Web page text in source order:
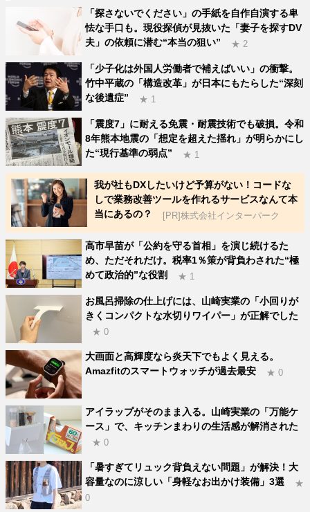
「探さないでください」の手紙を自作自演する卑
怯な手口も。現役探偵が見抜いた「妻子を探すDV
夫」の依頼に潜む“本当の狙い”
★ 2
「少子化は外国人労働者で補えばいい」の衝撃。
竹中平蔵の「構造改革」が日本にもたらした“深刻
な後遺症”
★ 1
「震度7」に耐える免震・耐震技術でも破損。令和
8年熊本地震の「想定を超えた揺れ」が明らかにし
た“現行基準の弱点”
★ 1
我が社もDXしたいけど予算がない！コードな
しで業務改善ツールを作れるサービスなんて本
当にあるの？
[PR]株式会社インターパーク
高市早苗が「公約を守る首相」を演じ続けるた
め、ただそれだけ。税率1％策が背負わされた“極
めて政治的”な役割
★ 1
お風呂掃除の仕上げには、山崎実業の「小回りが
きくコンパクトな水切りワイパー」が正解でした
★ 0
大画面と高輝度なら炎天下でもよく見える。
Amazfitのスマートウォッチが過去最安
★ 0
アイラップがそのまま入る。山崎実業の「万能ケ
ース」で、キッチンまわりの生活感が解消された
★ 0
「暑すぎてリュック背負えない問題」が解決！大
容量なのに涼しい「身軽なお出かけ装備」3選
★
0